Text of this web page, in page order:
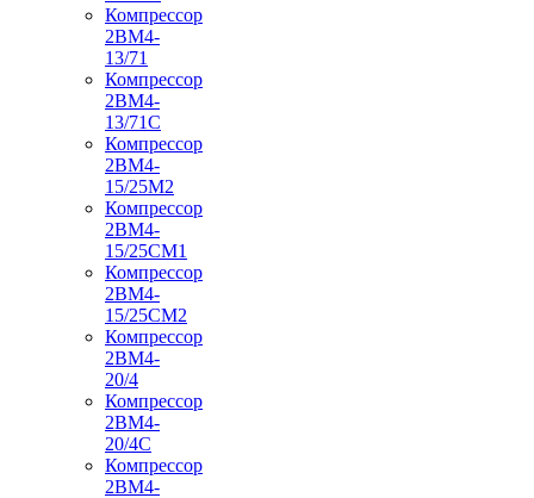
Компрессор
2ВМ4-
13/71
Компрессор
2ВМ4-
13/71С
Компрессор
2ВМ4-
15/25М2
Компрессор
2ВМ4-
15/25СМ1
Компрессор
2ВМ4-
15/25СМ2
Компрессор
2ВМ4-
20/4
Компрессор
2ВМ4-
20/4С
Компрессор
2ВМ4-